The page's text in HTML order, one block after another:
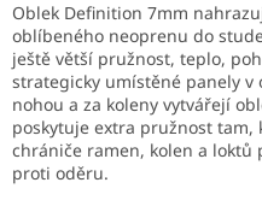
Oblek Definition 7mm
oblíbeného neoprenu do
ještě větší pružnost, teplo,
strategicky umístěné panely
nohou a za koleny vytvářejí
poskytuje extra pružnost tam,
chrániče ramen, kolen a
proti oděru.